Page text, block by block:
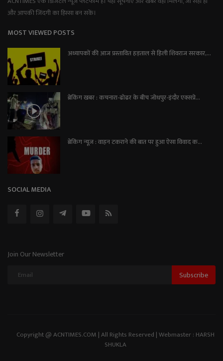
और आपकी जिंदगी का हिस्सा बन सकें।
MOST VIEWED POSTS
अध्यापकों की आज प्रस्तावित हड़ताल से हिली शिवराज सरकार,...
ब्रेकिंग खबर : कचनारा-ढोढर के बीच जोधपुर-इंदौर एक्सप्रे...
ब्रेकिंग न्यूज़ : वाहन टकराने की बात पर हुआ ऐसा विवाद क...
SOCIAL MEDIA
Join Our Newsletter
Subscribe
Copyright @ ACNTIMES.COM | All Rights Reserved | Webmaster : HARSH
SHUKLA